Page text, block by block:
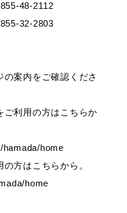
おくやみ
48-2112
32-2803
案内をご確認くださ
ご利用の方はこちらか
home
方はこちらから。
home